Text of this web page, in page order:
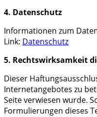
4. Datenschutz
Informationen zum
Link: Datenschutz
5. Rechtswirksamkeit
Dieser
Internetangebotes zu
Seite verwiesen wurde.
Formulierungen dieses